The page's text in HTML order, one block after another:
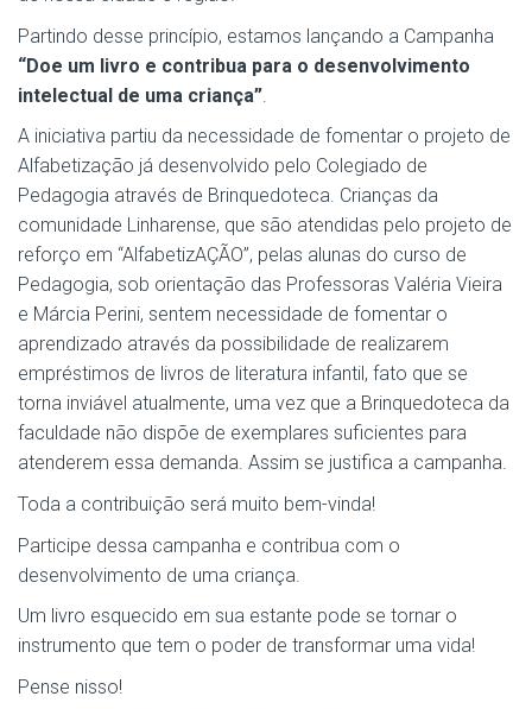
Partindo desse princípio, estamos lançando a Campanha
“Doe um livro e contribua para o desenvolvimento
intelectual de uma criança”
A iniciativa partiu da necessidade de fomentar o projeto de
Alfabetização já desenvolvido pelo Colegiado de
Pedagogia através de Brinquedoteca. Crianças da
comunidade Linharense, que são atendidas pelo projeto de
reforço em “AlfabetizAÇÃO”, pelas alunas do curso de
Pedagogia, sob orientação das Professoras Valéria Vieira
e Márcia Perini, sentem necessidade de fomentar o
aprendizado através da possibilidade de realizarem
empréstimos de livros de literatura infantil, fato que se
torna inviável atualmente, uma vez que a Brinquedoteca da
faculdade não dispõe de exemplares suficientes para
atenderem essa demanda. Assim se justifica a campanha.
Toda a contribuição será muito bem-vinda!
Participe dessa campanha e contribua com o
desenvolvimento de uma criança.
Um livro esquecido em sua estante pode se tornar o
instrumento que tem o poder de transformar uma vida!
Pense nisso!